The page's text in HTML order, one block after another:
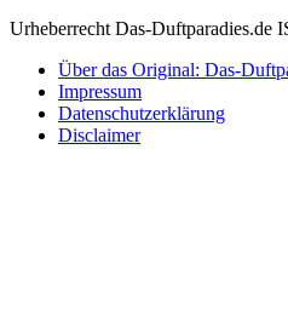
Urheberrecht Das-Duftparadies.de
Über das Original: Das-
Impressum
Datenschutzerklärung
Disclaimer